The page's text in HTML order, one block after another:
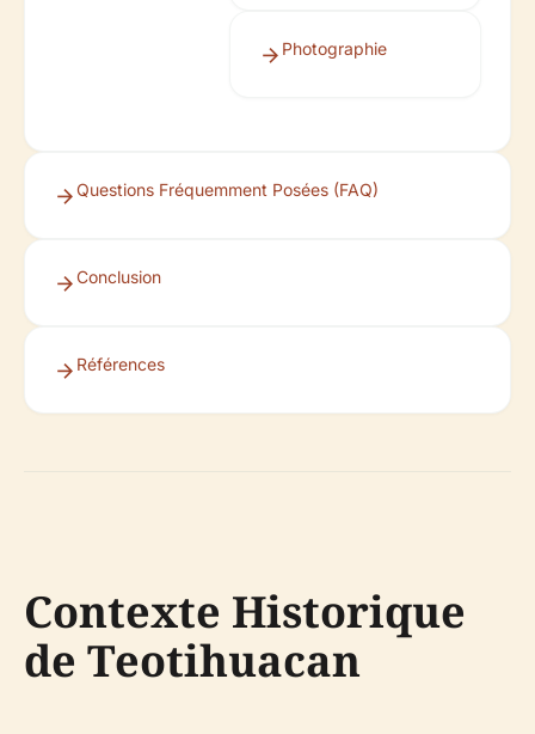
Photographie
Questions Fréquemment Posées (FAQ)
Conclusion
Références
Contexte Historique
de Teotihuacan